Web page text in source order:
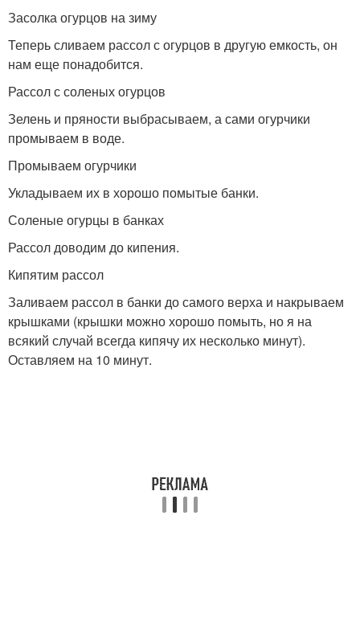
Засолка огурцов на зиму
Теперь сливаем рассол с огурцов в другую емкость, он
нам еще понадобится.
Рассол с соленых огурцов
Зелень и пряности выбрасываем, а сами огурчики
промываем в воде.
Промываем огурчики
Укладываем их в хорошо помытые банки.
Соленые огурцы в банках
Рассол доводим до кипения.
Кипятим рассол
Заливаем рассол в банки до самого верха и накрываем
крышками (крышки можно хорошо помыть, но я на
всякий случай всегда кипячу их несколько минут).
Оставляем на 10 минут.